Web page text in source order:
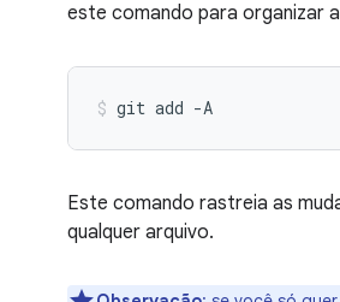
este comando para organizar
git add -A
Este comando rastreia as
qualquer arquivo.